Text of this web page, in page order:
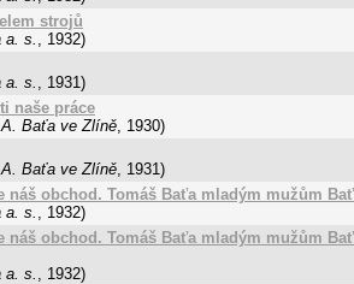
strojů
a. s. , 1932)
a. s. , 1931)
naše práce
Baťa ve Zlíně, 1930)
Baťa ve Zlíně, 1931)
náš obchod. Tomáš Baťa mladým mužům
a. s. , 1932)
náš obchod. Tomáš Baťa mladým mužům
a. s. , 1932)